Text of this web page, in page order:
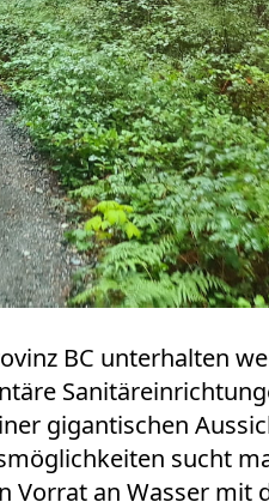
BC unterhalten
gigantischen
sucht
an Wasser mit